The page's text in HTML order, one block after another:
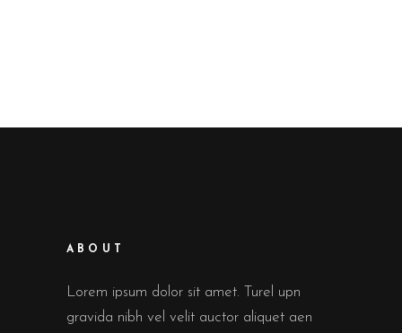
ABOUT
Lorem ipsum dolor sit amet. Turel upn
gravida nibh vel velit auctor aliquet aen